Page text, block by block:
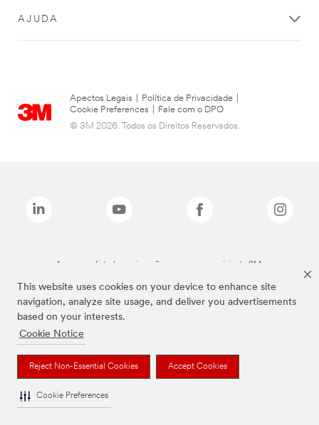
This website uses cookies on your device to enhance site
navigation, analyze site usage, and deliver you advertisements
based on your interests.
Cookie Notice
Reject Non-Essential Cookies Accept Cookies
Cookie Preferences
AJUDA
Apectos Legais Política de Privacidade
Cookie Preferences
Fale com o DPO
© 3M 2026. Todos os Direitos Reservados.
As marcas listadas a cima são marcas comerciais da 3M.